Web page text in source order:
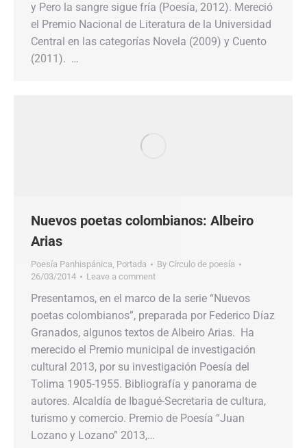
y Pero la sangre sigue fría (Poesía, 2012). Mereció
el Premio Nacional de Literatura de la Universidad
Central en las categorías Novela (2009) y Cuento
(2011). …
Nuevos poetas colombianos: Albeiro
Arias
Poesía Panhispánica, Portada By Círculo de poesía
26/03/2014
Leave a comment
Presentamos, en el marco de la serie “Nuevos
poetas colombianos”, preparada por Federico Díaz
Granados, algunos textos de Albeiro Arias. Ha
merecido el Premio municipal de investigación
cultural 2013, por su investigación Poesía del
Tolima 1905-1955. Bibliografía y panorama de
autores. Alcaldía de Ibagué-Secretaria de cultura,
turismo y comercio. Premio de Poesía “Juan
Lozano y Lozano” 2013,…